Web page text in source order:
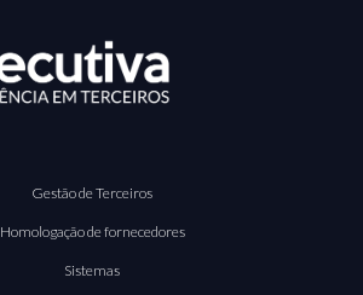
Gestão de Terceiros
Homologação de fornecedores
Sistemas